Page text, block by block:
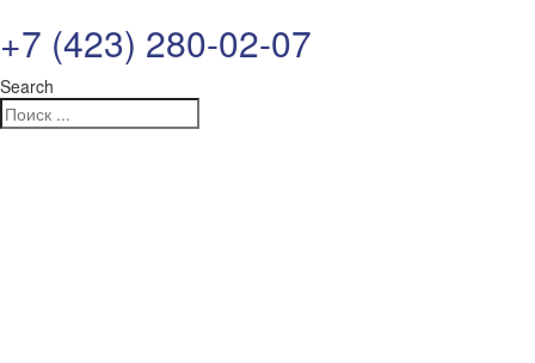
+7 (423) 280-02-07
Search